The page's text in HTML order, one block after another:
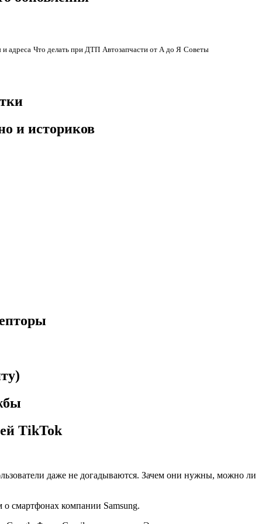
адреса Что делать при ДТП Автозапчасти от А до Я Советы
и историков
TikTok
даже не догадываются. Зачем они нужны, можно ли
смартфонах компании Samsung.